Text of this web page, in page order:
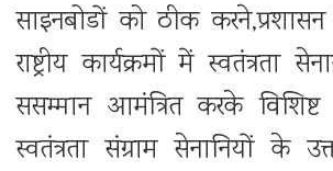
साइनबोडों को ठीक
राष्ट्रीय कार्यक्रमों में स्वतंत्रता
ससम्मान आमंत्रित करके
स्वतंत्रता संग्राम सेनानियों के